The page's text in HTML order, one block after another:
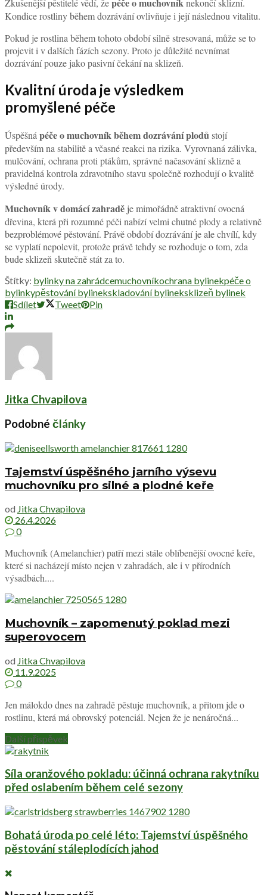
Zkušenější pěstitelé vědí, že
nekončí sklizní.
Kondice rostliny během dozrávání ovlivňuje i její následnou vitalitu.
Pokud je rostlina během tohoto období silně stresovaná, může se to
projevit i v dalších fázích sezony. Proto je důležité nevnímat
dozrávání pouze jako pasivní čekání na sklizeň.
Kvalitní úroda je výsledkem
promyšlené péče
Úspěšná péče o muchovník během dozrávání plodůstojí
především na stabilitě a včasné reakci na rizika. Vyrovnaná zálivka,
mulčování, ochrana proti ptákům, správné načasování sklizně a
pravidelná kontrola zdravotního stavu společně rozhodují o kvalitě
výsledné úrody.
Muchovník v domácí zahradě je mimořádně atraktivní ovocná
dřevina, která při rozumné péči nabízí velmi chutné plody a relativně
bezproblémové pěstování. Právě období dozrávání je ale chvílí, kdy
se vyplatí nepolevit, protože právě tehdy se rozhoduje o tom, zda
bude sklizeň skutečně stát za to.
Štítky: bylinky na zahrádcemuchovníkochrana bylinekpéče o
bylinkypěstování bylinekskladování bylineksklizeň bylinek
Sdílet
Tweet Pin
Jitka Chvapilova
Podobné články
Tajemství úspěšného jarního výsevu
muchovníku pro silné a plodné keře
od Jitka Chvapilova
26.4.2026
0
Muchovník (Amelanchier) patří mezi stále oblíbenější ovocné keře,
které si nacházejí místo nejen v zahradách, ale i v přírodních
výsadbách....
Muchovník – zapomenutý poklad mezi
superovocem
od Jitka Chvapilova
11.9.2025
0
Jen málokdo dnes na zahradě pěstuje muchovník, a přitom jde o
rostlinu, která má obrovský potenciál. Nejen že je nenáročná...
Další příspěvek
Síla oranžového pokladu: účinná ochrana rakytníku
před oslabením během celé sezony
Bohatá úroda po celé léto: Tajemství úspěšného
pěstování stáleplodících jahod